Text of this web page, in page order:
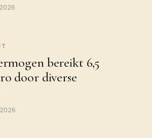
bereikt 6,5
door diverse